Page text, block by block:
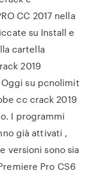
CC 2017 nella
su Install e
cartella
2019
Oggi su pcnolimit
cc crack 2019
I programmi
già attivati ,
versioni sono sia
Pro CS6